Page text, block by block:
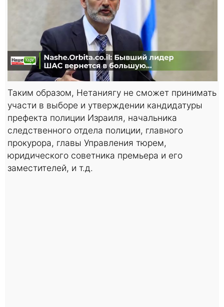
Таким образом, Нетаниягу не сможет принимать
участи в выборе и утверждении кандидатуры
префекта полиции Израиля, начальника
следственного отдела полиции, главного
прокурора, главы Управления тюрем,
юридического советника премьера и его
заместителей, и т.д.